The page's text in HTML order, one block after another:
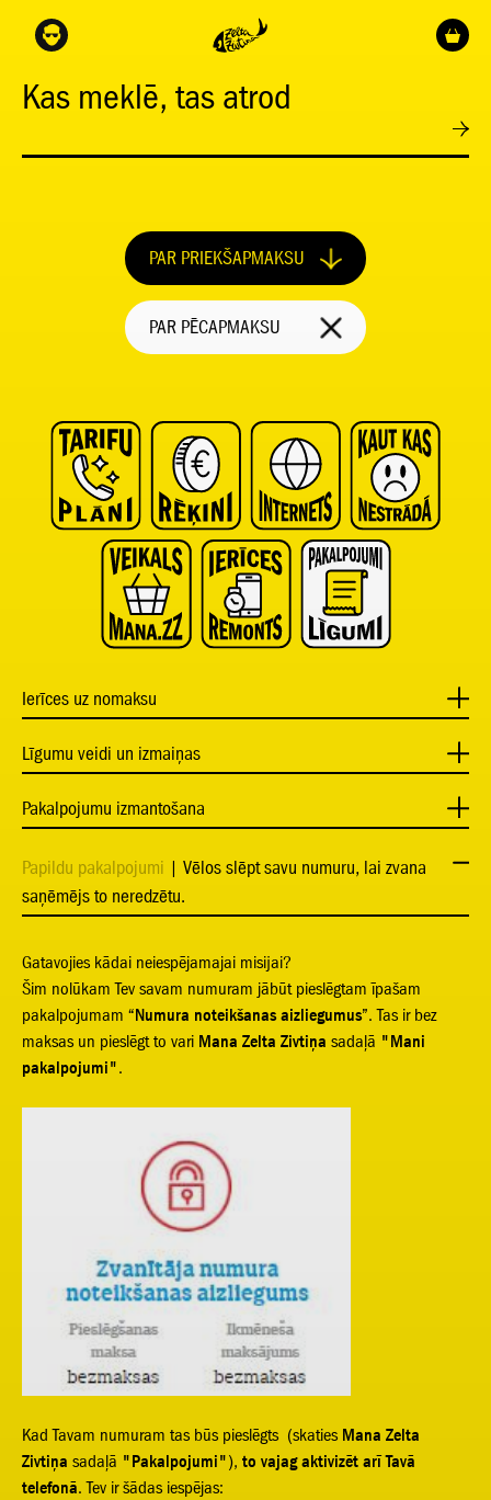
Kas meklē, tas atrod
PAR PRIEKŠAPMAKSU
PAR PĒCAPMAKSU
Ierīces uz nomaksu
Līgumu veidi un izmaiņas
Pakalpojumu izmantošana
Papildu pakalpojumi | Vēlos slēpt savu numuru, lai zvana
saņēmējs to neredzētu.
Gatavojies kādai neiespējamajai misijai?
Šim nolūkam Tev savam numuram jābūt pieslēgtam īpašam
pakalpojumam “Numura noteikšanas aizliegumus”. Tas ir bez
maksas un pieslēgt to vari Mana Zelta Zivtiņa sadaļā "Mani
pakalpojumi".
Kad Tavam numuram tas būs pieslēgts (skaties Mana Zelta
Zivtiņa sadaļā "Pakalpojumi"), to vajag aktivizēt arī Tavā
telefonā. Tev ir šādas iespējas: